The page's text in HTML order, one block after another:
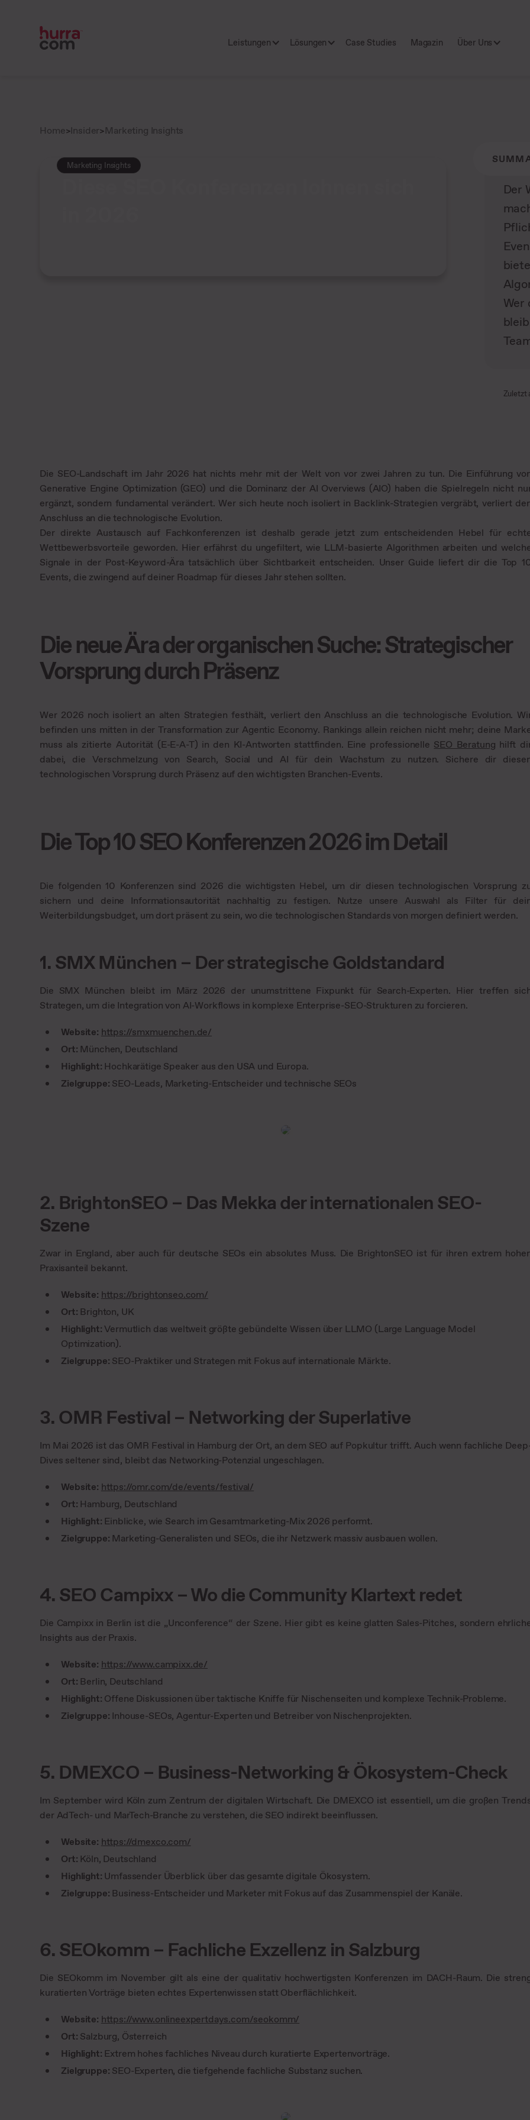
Leistungen Lösungen Case Studies Magazin Über Uns
Home>Insider>Marketing Insights
Marketing Insights
Der
Wer
Zuletzt
Die SEO-Landschaft im Jahr 2026 hat nichts mehr mit der Welt von vor zwei Jahren zu tun. Die Einführung
Generative Engine Optimization (GEO) und die Dominanz der AI Overviews (AIO) haben die Spielregeln nicht
ergänzt, sondern fundamental verändert. Wer sich heute noch isoliert in Backlink-Strategien vergräbt, verliert
Anschluss an die technologische Evolution.
Der direkte Austausch auf Fachkonferenzen ist deshalb gerade jetzt zum entscheidenden Hebel für
Wettbewerbsvorteile geworden. Hier erfährst du ungefiltert, wie LLM-basierte Algorithmen arbeiten und
Signale in der Post-Keyword-Ära tatsächlich über Sichtbarkeit entscheiden. Unser Guide liefert dir die Top
Events, die zwingend auf deiner Roadmap für dieses Jahr stehen sollten.
Die neue Ära der organischen Suche: Strategischer
Vorsprung durch Präsenz
Wer 2026 noch isoliert an alten Strategien festhält, verliert den Anschluss an die technologische Evolution.
befinden uns mitten in der Transformation zur Agentic Economy. Rankings allein reichen nicht mehr; deine
muss als zitierte Autorität (E-E-A-T) in den KI-Antworten stattfinden. Eine professionelle SEO Beratung hilft
dabei, die Verschmelzung von Search, Social und AI für dein Wachstum zu nutzen. Sichere dir
technologischen Vorsprung durch Präsenz auf den wichtigsten Branchen-Events.
Die Top 10 SEO Konferenzen 2026 im Detail
Die folgenden 10 Konferenzen sind 2026 die wichtigsten Hebel, um dir diesen technologischen Vorsprung
sichern und deine Informationsautorität nachhaltig zu festigen. Nutze unsere Auswahl als Filter für
Weiterbildungsbudget, um dort präsent zu sein, wo die technologischen Standards von morgen definiert werden.
1. SMX München – Der strategische Goldstandard
Die SMX München bleibt im März 2026 der unumstrittene Fixpunkt für Search-Experten. Hier treffen
Strategen, um die Integration von AI-Workflows in komplexe Enterprise-SEO-Strukturen zu forcieren.
Website: https://smxmuenchen.de/
Ort: München, Deutschland
Highlight: Hochkarätige Speaker aus den USA und Europa.
Zielgruppe: SEO-Leads, Marketing-Entscheider und technische SEOs
2. BrightonSEO – Das Mekka der internationalen SEO-
Szene
Zwar in England, aber auch für deutsche SEOs ein absolutes Muss. Die BrightonSEO ist für ihren extrem
Praxisanteil bekannt.
Website: https://brightonseo.com/
Ort: Brighton, UK
Highlight:Vermutlich das weltweit größte gebündelte Wissen über LLMO (Large Language Model
Optimization).
Zielgruppe: SEO-Praktiker und Strategen mit Fokus auf internationale Märkte.
3. OMR Festival – Networking der Superlative
Im Mai 2026 ist das OMR Festival in Hamburg der Ort, an dem SEO auf Popkultur trifft. Auch wenn fachliche
Dives seltener sind, bleibt das Networking-Potenzial ungeschlagen.
Website: https://omr.com/de/events/festival/
Ort: Hamburg, Deutschland
Highlight: Einblicke, wie Search im Gesamtmarketing-Mix 2026 performt.
Zielgruppe: Marketing-Generalisten und SEOs, die ihr Netzwerk massiv ausbauen wollen.
4. SEO Campixx – Wo die Community Klartext redet
Die Campixx in Berlin ist die „Unconference“ der Szene. Hier gibt es keine glatten Sales-Pitches, sondern
Insights aus der Praxis.
Website: https://www.campixx.de/
Ort: Berlin, Deutschland
Highlight: Offene Diskussionen über taktische Kniffe für Nischenseiten und komplexe Technik-Probleme.
Zielgruppe: Inhouse-SEOs, Agentur-Experten und Betreiber von Nischenprojekten.
5. DMEXCO – Business-Networking & Ökosystem-Check
Im September wird Köln zum Zentrum der digitalen Wirtschaft. Die DMEXCO ist essentiell, um die großen
der AdTech- und MarTech-Branche zu verstehen, die SEO indirekt beeinflussen.
Website: https://dmexco.com/
Ort: Köln, Deutschland
Highlight: Umfassender Überblick über das gesamte digitale Ökosystem.
Zielgruppe: Business-Entscheider und Marketer mit Fokus auf das Zusammenspiel der Kanäle.
6. SEOkomm – Fachliche Exzellenz in Salzburg
Die SEOkomm im November gilt als eine der qualitativ hochwertigsten Konferenzen im DACH-Raum. Die
kuratierten Vorträge bieten echtes Expertenwissen statt Oberflächlichkeit.
Website: https://www.onlineexpertdays.com/seokomm/
Ort: Salzburg, Österreich
Highlight: Extrem hohes fachliches Niveau durch kuratierte Expertenvorträge.
Zielgruppe: SEO-Experten, die tiefgehende fachliche Substanz suchen.